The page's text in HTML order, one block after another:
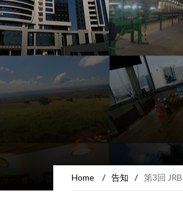
Home / 告知 / 第3回